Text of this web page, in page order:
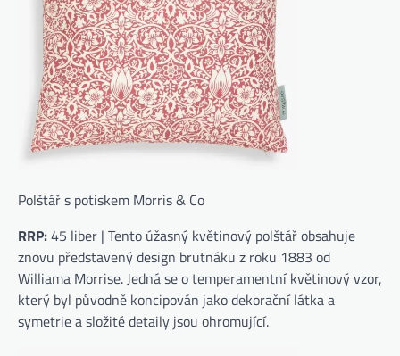
Polštář s potiskem Morris & Co
RRP:45 liber | Tento úžasný květinový polštář obsahuje
znovu představený design brutnáku z roku 1883 od
Williama Morrise. Jedná se o temperamentní květinový vzor,
​​který byl původně koncipován jako dekorační látka a
symetrie a složité detaily jsou ohromující.